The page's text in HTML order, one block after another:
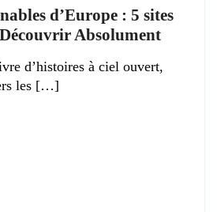
d’Europe : 5 sites
Absolument
d’histoires à ciel ouvert,
les